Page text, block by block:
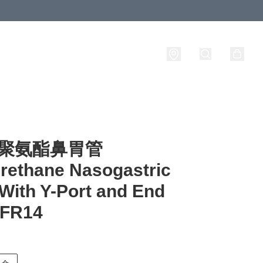
氨酯鼻胃管
Nasogastric
Y-Port and End